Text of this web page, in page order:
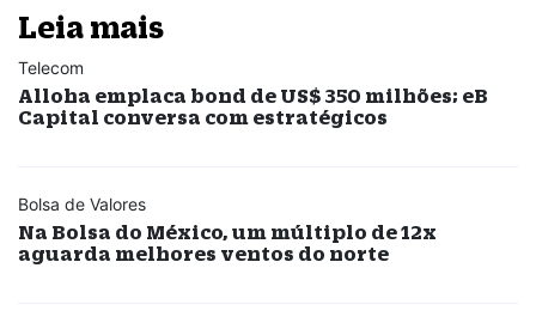
Leia mais
Telecom
Alloha emplaca bond de US$ 350 milhões; eB
Capital conversa com estratégicos
Bolsa de Valores
Na Bolsa do México, um múltiplo de 12x
aguarda melhores ventos do norte